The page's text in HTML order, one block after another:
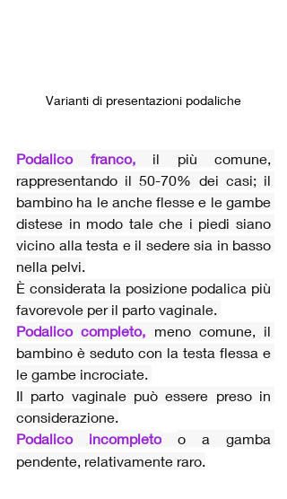
Varianti di presentazioni podaliche
Podalico franco,
il più comune,
rappresentando il 50-70% dei casi; il
bambino ha le anche flesse e le gambe
distese in modo tale che i piedi siano
vicino alla testa e il sedere sia in basso
nella pelvi.
È considerata la posizione podalica più
favorevole per il parto vaginale.
Podalico completo, meno comune, il
bambino è seduto con la testa flessa e
le gambe incrociate.
Il parto vaginale può essere preso in
considerazione.
Podalico incompleto
o a gamba
pendente, relativamente raro.